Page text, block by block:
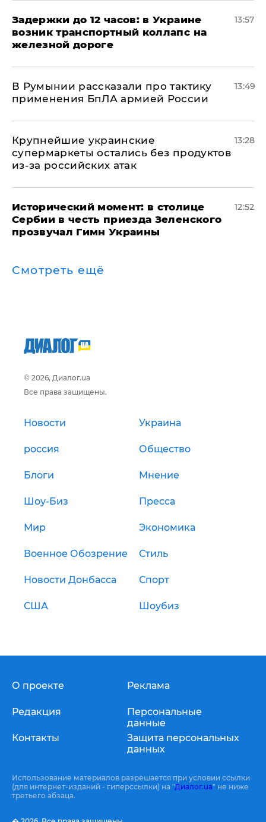
Задержки до 12 часов: в Украине
возник транспортный коллапс на
железной дороге
13:57
В Румынии рассказали про тактику
применения БпЛА армией России
13:49
Крупнейшие украинские
супермаркеты остались без продуктов
из-за российских атак
13:28
Исторический момент: в столице
Сербии в честь приезда Зеленского
прозвучал Гимн Украины
12:52
Смотреть ещё
© 2026, Диалог.ua
Все права защищены.
Новости Украина
россия Общество
Блоги Мнение
Шоу-Биз Пресса
Мир Экономика
Военное Обозрение Стиль
Новости Донбасса Спорт
США Шоубиз
О проекте
Редакция
Контакты
Реклама
Персональные
данные
Защита персональных
данных
Использование материалов разрешается при условии ссылки
(для интернет-изданий - гиперссылки) на "Диалог.ua" не ниже
третьего абзаца.